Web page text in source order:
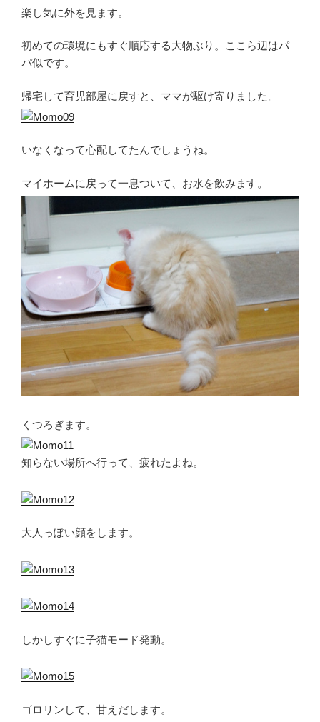
楽し気に外を見ます。
初めての環境にもすぐ順応する大物ぶり。ここら辺はパ
パ似です。
帰宅して育児部屋に戻すと、ママが駆け寄りました。
いなくなって心配してたんでしょうね。
マイホームに戻って一息ついて、お水を飲みます。
くつろぎます。
知らない場所へ行って、疲れたよね。
大人っぽい顔をします。
しかしすぐに子猫モード発動。
ゴロリンして、甘えだします。